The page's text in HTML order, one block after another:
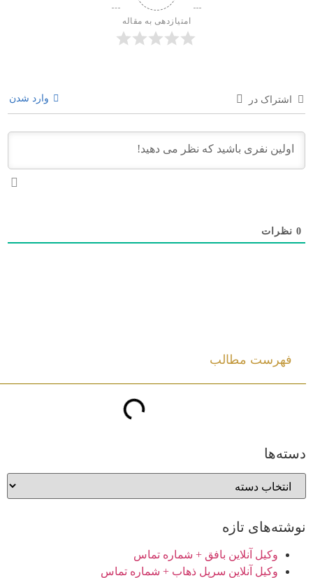
امتیازدهی به مقاله
اشتراک در وارد شدن
0 نظرات
فهرست مطالب
دسته‌ها
نوشته‌های تازه
وکیل آنلاین بافق + شماره تماس
وکیل آنلاین سرپل ذهاب + شماره تماس